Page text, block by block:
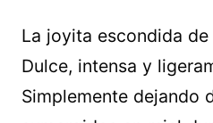
La joyita escondida
Dulce, intensa y
Simplemente dejando